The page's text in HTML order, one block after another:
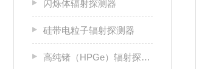
闪烁体辐射探测器
硅带电粒子辐射探测器
高纯锗（HPGe）辐射探测器